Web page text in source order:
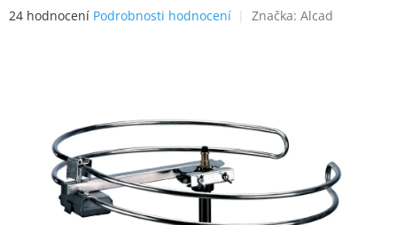
Průměrné
hvězdiček.
24 hodnocení Podrobnosti hodnocení Značka: Alcad